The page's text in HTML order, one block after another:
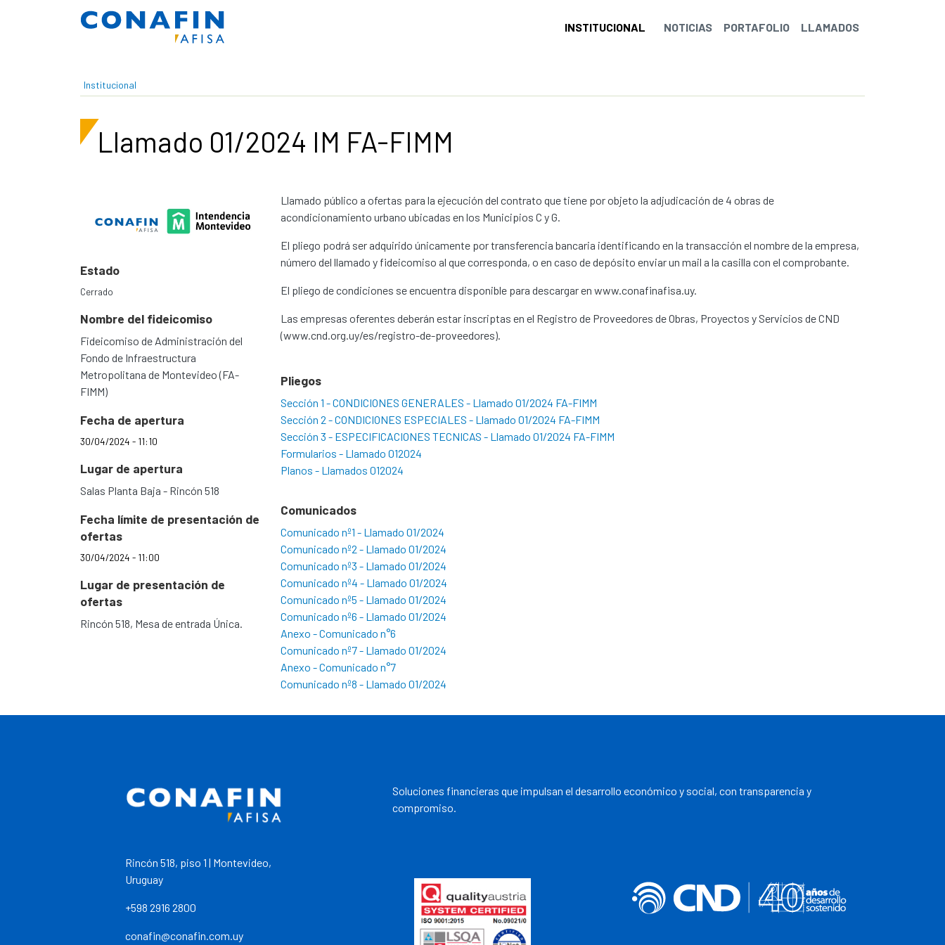
Pasar al contenido principal
INSTITUCIONAL
NOTICIAS PORTAFOLIO LLAMADOS
Institucional
Llamado 01/2024 IM FA-FIMM
Estado
Cerrado
Nombre del fideicomiso
Fideicomiso de Administración del
Fondo de Infraestructura
Metropolitana de Montevideo (FA-
FIMM)
Fecha de apertura
30/04/2024 - 11:10
Lugar de apertura
Salas Planta Baja - Rincón 518
Fecha límite de presentación de
ofertas
30/04/2024 - 11:00
Lugar de presentación de
ofertas
Rincón 518, Mesa de entrada Única.
Llamado público a ofertas para la ejecución del contrato que tiene por objeto la adjudicación de 4 obras de
acondicionamiento urbano ubicadas en los Municipios C y G.
El pliego podrá ser adquirido únicamente por transferencia bancaria identificando en la transacción el nombre de la empresa,
número del llamado y fideicomiso al que corresponda, o en caso de depósito enviar un mail a la casilla con el comprobante.
El pliego de condiciones se encuentra disponible para descargar en www.conafinafisa.uy.
Las empresas oferentes deberán estar inscriptas en el Registro de Proveedores de Obras, Proyectos y Servicios de CND
(www.cnd.org.uy/es/registro-de-proveedores).
Pliegos
Sección 1 - CONDICIONES GENERALES - Llamado 01/2024 FA-FIMM
Sección 2 - CONDICIONES ESPECIALES - Llamado 01/2024 FA-FIMM
Sección 3 - ESPECIFICACIONES TECNICAS - Llamado 01/2024 FA-FIMM
Formularios - Llamado 012024
Planos - Llamados 012024
Comunicados
Comunicado nº1 - Llamado 01/2024
Comunicado nº2 - Llamado 01/2024
Comunicado nº3 - Llamado 01/2024
Comunicado nº4 - Llamado 01/2024
Comunicado nº5 - Llamado 01/2024
Comunicado nº6 - Llamado 01/2024
Anexo - Comunicado n°6
Comunicado nº7 - Llamado 01/2024
Anexo - Comunicado n°7
Comunicado nº8 - Llamado 01/2024
Rincón 518, piso 1 | Montevideo,
Uruguay
+598 2916 2800
conafin@conafin.com.uy
Soluciones financieras que impulsan el desarrollo económico y social, con transparencia y
compromiso.